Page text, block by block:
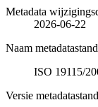
Metadata
2026-06-22
Naam
ISO 19115/
Versie